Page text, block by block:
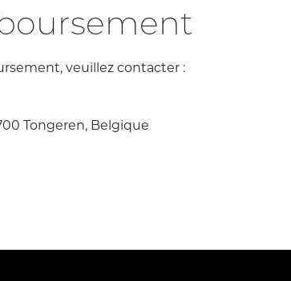
veuillez contacter :
Tongeren, Belgique